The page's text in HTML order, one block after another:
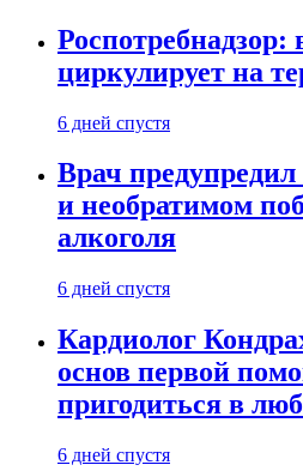
Роспотребнадзор:
циркулирует на
6 дней спустя
Врач
и необратимом
алкоголя
6 дней спустя
Кардиолог
основ первой
пригодиться в
6 дней спустя